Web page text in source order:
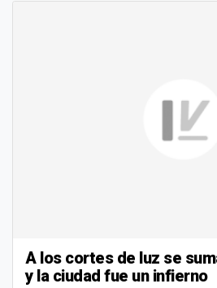
A los cortes de luz se
y la ciudad fue un infierno